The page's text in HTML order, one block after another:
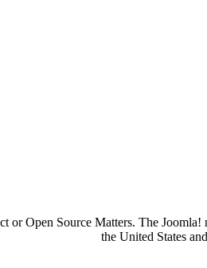
Open Source Matters. The
the United States